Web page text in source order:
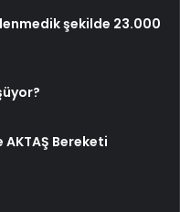
şekilde 23.000
AKTAŞ Bereketi